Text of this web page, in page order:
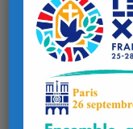
echanges-fin-de-vie
Il-y-a-toujours-un-chemin
Obseques-Clet-Mener-2-
Lieu de